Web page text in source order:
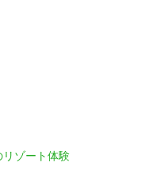
ゾート体験